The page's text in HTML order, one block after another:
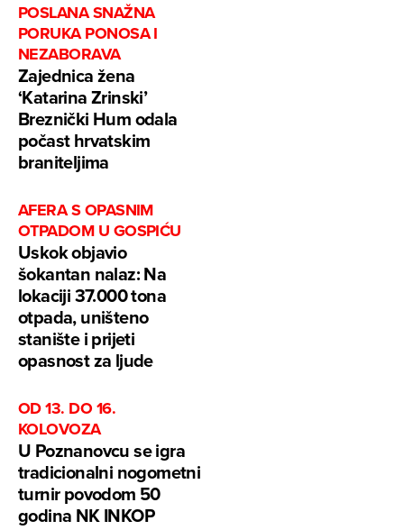
POSLANA SNAŽNA
PORUKA PONOSA I
NEZABORAVA
Zajednica žena
‘Katarina Zrinski’
Breznički Hum odala
počast hrvatskim
braniteljima
AFERA S OPASNIM
OTPADOM U GOSPIĆU
Uskok objavio
šokantan nalaz: Na
lokaciji 37.000 tona
otpada, uništeno
stanište i prijeti
opasnost za ljude
OD 13. DO 16.
KOLOVOZA
U Poznanovcu se igra
tradicionalni nogometni
turnir povodom 50
godina NK INKOP